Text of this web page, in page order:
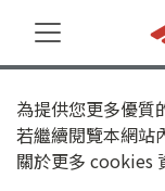
為提供您更多優質
若繼續閱覽本網站
關於更多 cookies